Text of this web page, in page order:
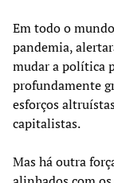
Em todo o
pandemia,
mudar a política
profundamente
esforços
capitalistas.
Mas há outra